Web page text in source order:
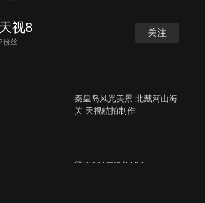
天视8
2粉丝
关注
秦皇岛风光美景 北戴河山海
关 天视航拍制作
梁雪&张伟婚礼MV